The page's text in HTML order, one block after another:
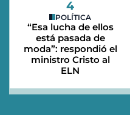
4
POLÍTICA
“Esa lucha de ellos
está pasada de
moda”: respondió el
ministro Cristo al
ELN